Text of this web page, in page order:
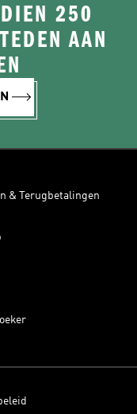
250
AAN
& Terugbetalingen